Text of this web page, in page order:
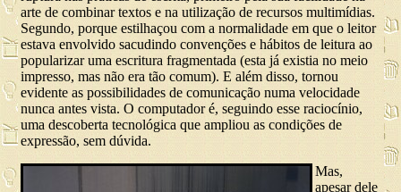
arte de combinar textos e na utilização de recursos multimídias.
Segundo, porque estilhaçou com a normalidade em que o leitor
estava envolvido sacudindo convenções e hábitos de leitura ao
popularizar uma escritura fragmentada (esta já existia no meio
impresso, mas não era tão comum). E além disso, tornou
evidente as possibilidades de comunicação numa velocidade
nunca antes vista. O computador é, seguindo esse raciocínio,
uma descoberta tecnológica que ampliou as condições de
expressão, sem dúvida.
Mas,
apesar dele